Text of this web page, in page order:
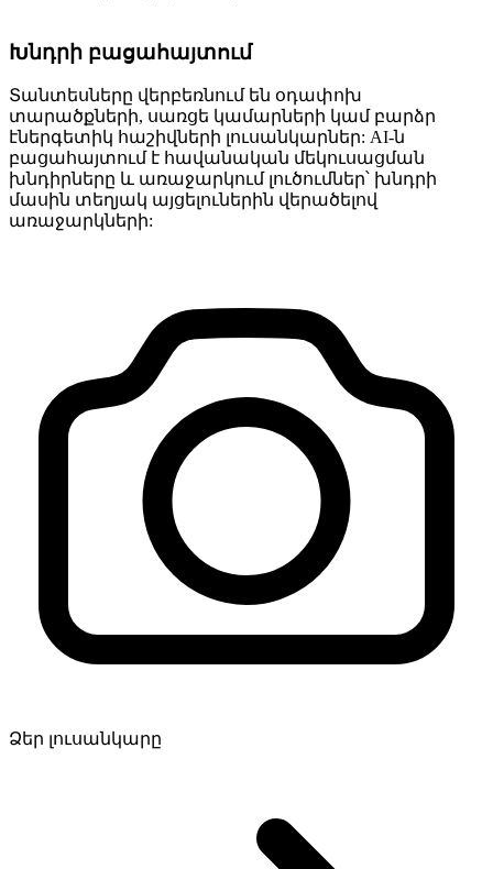
Խնդրի բացահայտում
Տանտեսները վերբեռնում են օդափոխ
տարածքների, սառցե կամարների կամ բարձր
էներգետիկ հաշիվների լուսանկարներ: AI-ն
բացահայտում է հավանական մեկուսացման
խնդիրները և առաջարկում լուծումներ՝ խնդրի
մասին տեղյակ այցելուներին վերածելով
առաջարկների:
Ձեր լուսանկարը